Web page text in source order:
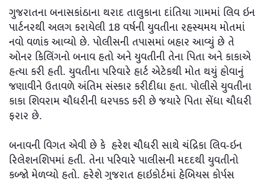
ગુજરાતના બનાસકાંઠાના થરાદ તાલુકાના દાંતિયા ગામમાં લિવ ઇન
પાર્ટનરથી અલગ કરાયેલી 18 વર્ષની યુવતીના રહસ્યમય મોતમાં
નવો વળાંક આવ્યો છે. પોલીસની તપાસમાં બહાર આવ્યું છે તે
ઓનર કિલિંગનો બનાવ હતો અને યુવતીની તેના પિતા અને કાકાએ
હત્યા કરી હતી. યુવતીના પરિવારે હાર્ટ એટેકથી મોત થયું હોવાનું
જણાવીને ઉતાવળે અંતિમ સંસ્કાર કરીદીધા હતા. પોલીસે યુવતીના
કાકા શિવરામ ચૌધરીની ધરપકડ કરી છે જયારે પિતા સેંધા ચૌધરી
ફરાર છે.
બનાવની વિગત એવી છે કે હરેશ ચૌધરી સાથે ચંદ્રિકા લિવ-ઇન
રિલેશનશિપમાં હતી. તેના પરિવારે પાલીસની મદદથી યુવતીનો
કબ્જો મેળવ્યો હતો. હરેશે ગુજરાત હાઇકોર્ટમાં હેબિયસ કોર્પસ